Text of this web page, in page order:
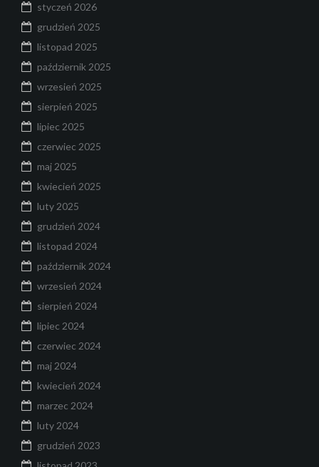
styczeń 2026
grudzień 2025
listopad 2025
październik 2025
wrzesień 2025
sierpień 2025
lipiec 2025
czerwiec 2025
maj 2025
kwiecień 2025
luty 2025
grudzień 2024
listopad 2024
październik 2024
wrzesień 2024
sierpień 2024
lipiec 2024
czerwiec 2024
maj 2024
kwiecień 2024
marzec 2024
luty 2024
grudzień 2023